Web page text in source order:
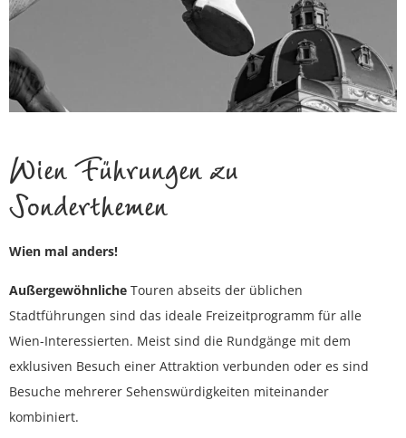
Wien Führungen zu
Sonderthemen
Wien mal anders!
Außergewöhnliche Touren abseits der üblichen
Stadtführungen sind das ideale Freizeitprogramm für alle
Wien-Interessierten. Meist sind die Rundgänge mit dem
exklusiven Besuch einer Attraktion verbunden oder es sind
Besuche mehrerer Sehenswürdigkeiten miteinander
kombiniert.